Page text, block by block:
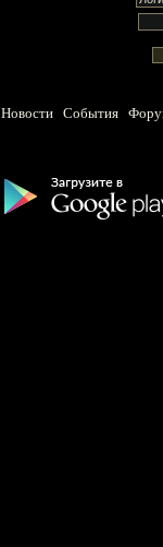
Новости События